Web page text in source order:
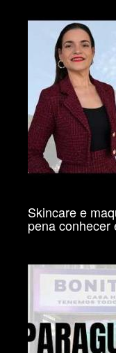
Skincare e
pena conhecer